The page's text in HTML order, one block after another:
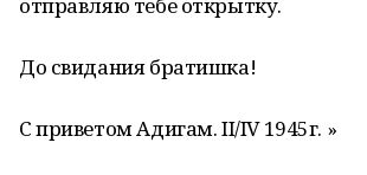
До свидания братишка!
С приветом Адигам. II/IV 1945г. »